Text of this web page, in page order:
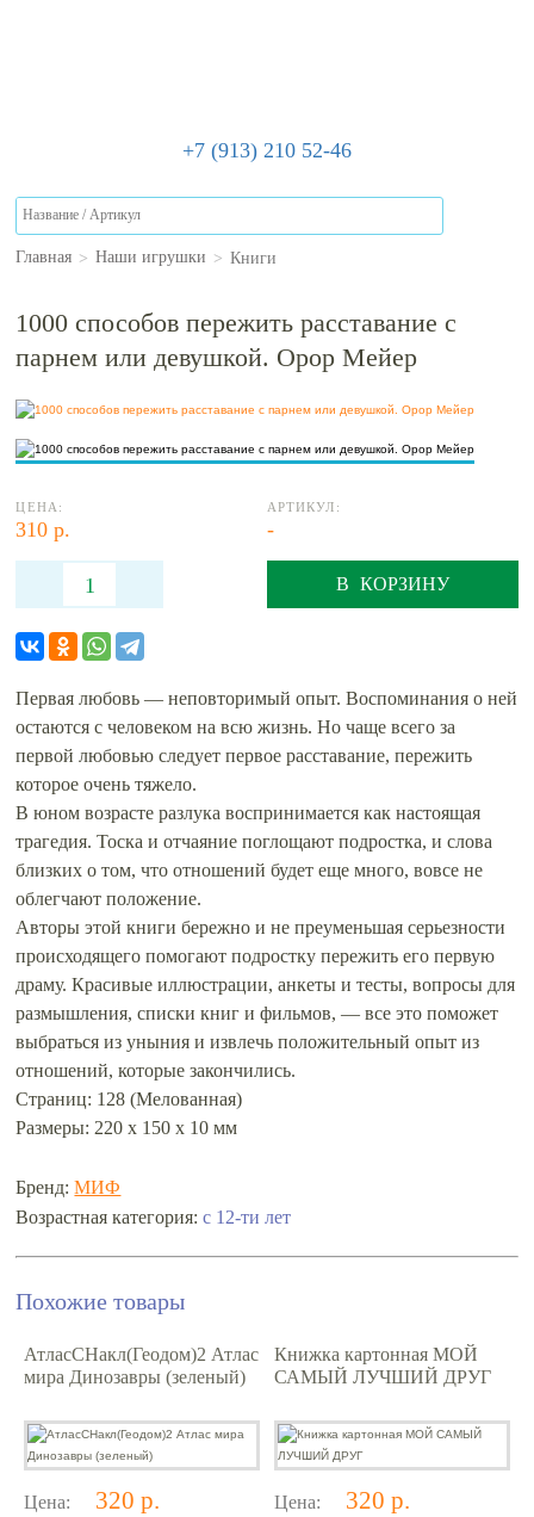
+7 (913) 210 52-46
Главная > Наши игрушки > Книги
1000 способов пережить расставание с
парнем или девушкой. Орор Мейер
ЦЕНА:
310 р.
АРТИКУЛ:
-
В КОРЗИНУ
Первая любовь — неповторимый опыт. Воспоминания о ней
остаются с человеком на всю жизнь. Но чаще всего за
первой любовью следует первое расставание, пережить
которое очень тяжело.
В юном возрасте разлука воспринимается как настоящая
трагедия. Тоска и отчаяние поглощают подростка, и слова
близких о том, что отношений будет еще много, вовсе не
облегчают положение.
Авторы этой книги бережно и не преуменьшая серьезности
происходящего помогают подростку пережить его первую
драму. Красивые иллюстрации, анкеты и тесты, вопросы для
размышления, списки книг и фильмов, — все это поможет
выбраться из уныния и извлечь положительный опыт из
отношений, которые закончились.
Страниц: 128 (Мелованная)
Размеры: 220 x 150 x 10 мм
Бренд:МИФ
Возрастная категория:с 12-ти лет
Похожие товары
АтласСНакл(Геодом)2 Атлас
мира Динозавры (зеленый)
Цена: 320 р.
Книжка картонная МОЙ
САМЫЙ ЛУЧШИЙ ДРУГ
Цена: 320 р.